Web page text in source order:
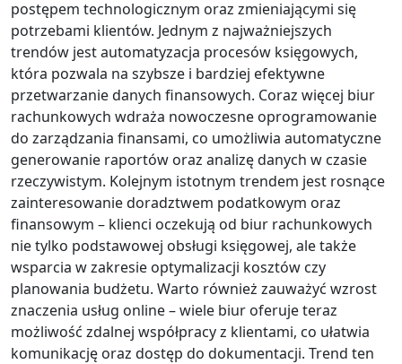
postępem technologicznym oraz zmieniającymi się
potrzebami klientów. Jednym z najważniejszych
trendów jest automatyzacja procesów księgowych,
która pozwala na szybsze i bardziej efektywne
przetwarzanie danych finansowych. Coraz więcej biur
rachunkowych wdraża nowoczesne oprogramowanie
do zarządzania finansami, co umożliwia automatyczne
generowanie raportów oraz analizę danych w czasie
rzeczywistym. Kolejnym istotnym trendem jest rosnące
zainteresowanie doradztwem podatkowym oraz
finansowym – klienci oczekują od biur rachunkowych
nie tylko podstawowej obsługi księgowej, ale także
wsparcia w zakresie optymalizacji kosztów czy
planowania budżetu. Warto również zauważyć wzrost
znaczenia usług online – wiele biur oferuje teraz
możliwość zdalnej współpracy z klientami, co ułatwia
komunikację oraz dostęp do dokumentacji. Trend ten